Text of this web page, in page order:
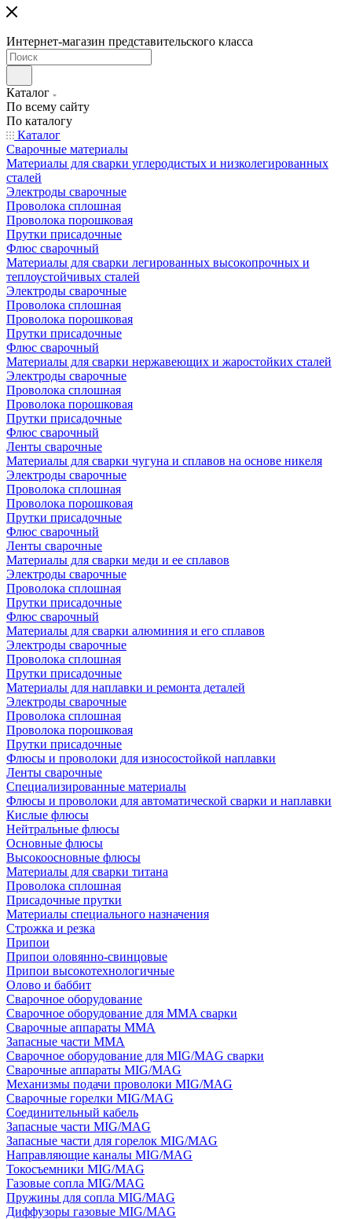
Интернет-магазин представительского класса
Каталог
По всему сайту
По каталогу
Каталог
Сварочные материалы
Материалы для сварки углеродистых и низколегированных
сталей
Электроды сварочные
Проволока сплошная
Проволока порошковая
Прутки присадочные
Флюс сварочный
Материалы для сварки легированных высокопрочных и
теплоустойчивых сталей
Электроды сварочные
Проволока сплошная
Проволока порошковая
Прутки присадочные
Флюс сварочный
Материалы для сварки нержавеющих и жаростойких сталей
Электроды сварочные
Проволока сплошная
Проволока порошковая
Прутки присадочные
Флюс сварочный
Ленты сварочные
Материалы для сварки чугуна и сплавов на основе никеля
Электроды сварочные
Проволока сплошная
Проволока порошковая
Прутки присадочные
Флюс сварочный
Ленты сварочные
Материалы для сварки меди и ее сплавов
Электроды сварочные
Проволока сплошная
Прутки присадочные
Флюс сварочный
Материалы для сварки алюминия и его сплавов
Электроды сварочные
Проволока сплошная
Прутки присадочные
Материалы для наплавки и ремонта деталей
Электроды сварочные
Проволока сплошная
Проволока порошковая
Прутки присадочные
Флюсы и проволоки для износостойкой наплавки
Ленты сварочные
Специализированные материалы
Флюсы и проволоки для автоматической сварки и наплавки
Кислые флюсы
Нейтральные флюсы
Основные флюсы
Высокоосновные флюсы
Материалы для сварки титана
Проволока сплошная
Присадочные прутки
Материалы специального назначения
Строжка и резка
Припои
Припои оловянно-свинцовые
Припои высокотехнологичные
Олово и баббит
Сварочное оборудование
Сварочное оборудование для MMA сварки
Сварочные аппараты MMA
Запасные части MMA
Сварочное оборудование для MIG/MAG сварки
Сварочные аппараты MIG/MAG
Механизмы подачи проволоки MIG/MAG
Сварочные горелки MIG/MAG
Соединительный кабель
Запасные части MIG/MAG
Запасные части для горелок MIG/MAG
Направляющие каналы MIG/MAG
Токосъемники MIG/MAG
Газовые сопла MIG/MAG
Пружины для сопла MIG/MAG
Диффузоры газовые MIG/MAG